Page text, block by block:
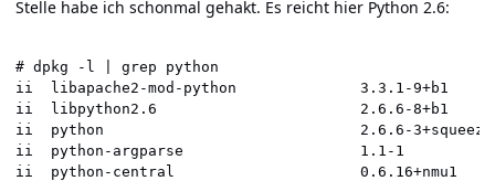
Stelle habe ich schonmal gehakt. Es reicht hier Python 2.6:
# dpkg -l | grep python
ii  libapache2-mod-python              3.3.1-9+b1
ii  libpython2.6                       2.6.6-8+b1
ii  python                             2.6.6-
ii  python-argparse                    1.1-1
ii  python-central                     0.6.16+nmu1